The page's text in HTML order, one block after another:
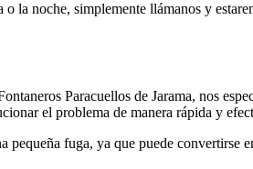
la noche, simplemente llámanos y
Paracuellos de Jarama, nos
el problema de manera rápida y
fuga, ya que puede convertirse